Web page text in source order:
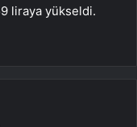
liraya yükseldi.